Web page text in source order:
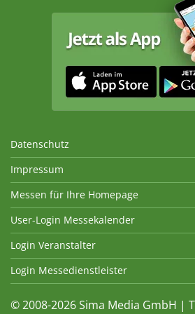
Datenschutz
Impressum
Messen für Ihre Homepage
User-Login Messekalender
Login Veranstalter
Login Messedienstleister
© 2008-2026 Sima Media GmbH |